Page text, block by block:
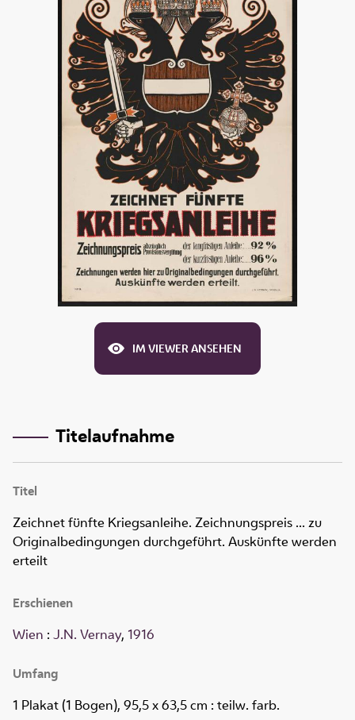
IM VIEWER ANSEHEN
Titelaufnahme
Titel
Zeichnet fünfte Kriegsanleihe. Zeichnungspreis ... zu
Originalbedingungen durchgeführt. Auskünfte werden
erteilt
Erschienen
Wien : J.N. Vernay, 1916
Umfang
1 Plakat (1 Bogen), 95,5 x 63,5 cm : teilw. farb.